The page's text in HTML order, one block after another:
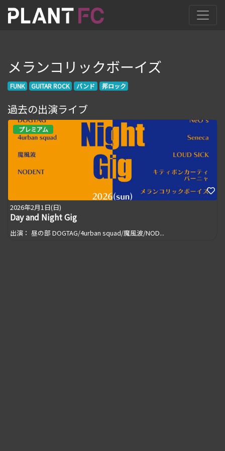
メランコリックボーイズ
FUNK GUITAR ROCK バンド 邦ロック
過去の出演ライブ
プレミアム
2026年2月1日(日)
Day and Night Gig
出演： 昼の部 DOGTAG/4urban squad/魔風波/NOD...